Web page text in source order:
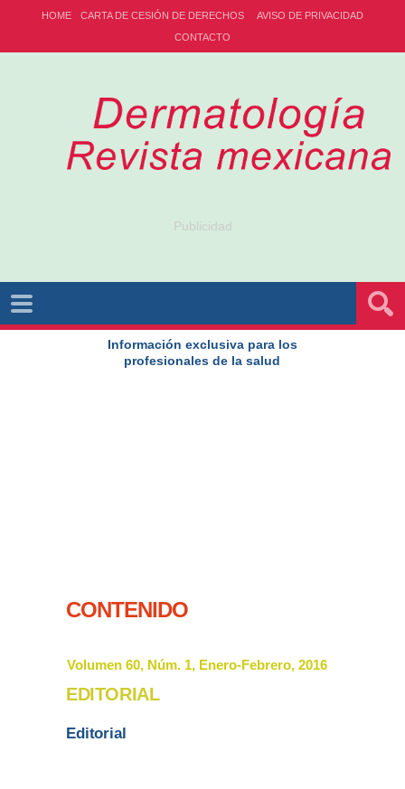
HOME CARTA DE CESIÓN DE DERECHOS
AVISO DE PRIVACIDAD
CONTACTO
Publicidad
Información exclusiva para los
profesionales de la salud
CONTENIDO
Volumen 60, Núm. 1, Enero-Febrero, 2016
EDITORIAL
Editorial